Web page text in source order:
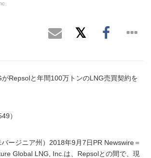
Repsolと年間100万トンのLNG売買契約を
）
バージニア州）2018年9月7日PR Newswire＝
Global LNG, Inc.は、Repsolとの間で、現